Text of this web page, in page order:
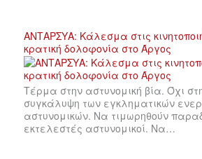
ΑΝΤΑΡΣΥΑ: Κάλεσμα στις
κρατική δολοφονία στο Άργος
Τέρμα στην αστυνομική βία. Όχι
συγκάλυψη των εγκληματικών
αστυνομικών. Να τιμωρηθούν
εκτελεστές αστυνομικοί. Να…